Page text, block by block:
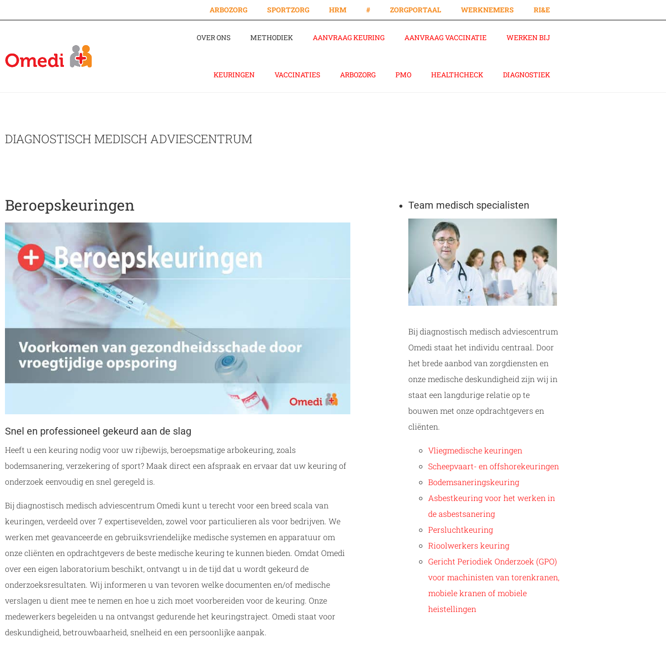
ARBOZORG SPORTZORG HRM # ZORGPORTAAL WERKNEMERS RI&E
OVER ONS METHODIEK AANVRAAG KEURING AANVRAAG VACCINATIE WERKEN BIJ
KEURINGEN VACCINATIES ARBOZORG PMO HEALTHCHECK DIAGNOSTIEK
DIAGNOSTISCH MEDISCH ADVIESCENTRUM
Beroepskeuringen
Snel en professioneel gekeurd aan de slag
Heeft u een keuring nodig voor uw rijbewijs, beroepsmatige arbokeuring, zoals
bodemsanering, verzekering of sport? Maak direct een afspraak en ervaar dat uw keuring of
onderzoek eenvoudig en snel geregeld is.
Bij diagnostisch medisch adviescentrum Omedi kunt u terecht voor een breed scala van
keuringen, verdeeld over 7 expertisevelden, zowel voor particulieren als voor bedrijven. We
werken met geavanceerde en gebruiksvriendelijke medische systemen en apparatuur om
onze cliënten en opdrachtgevers de beste medische keuring te kunnen bieden. Omdat Omedi
over een eigen laboratorium beschikt, ontvangt u in de tijd dat u wordt gekeurd de
onderzoeksresultaten. Wij informeren u van tevoren welke documenten en/of medische
verslagen u dient mee te nemen en hoe u zich moet voorbereiden voor de keuring. Onze
medewerkers begeleiden u na ontvangst gedurende het keuringstraject. Omedi staat voor
deskundigheid, betrouwbaarheid, snelheid en een persoonlijke aanpak.
Team medisch specialisten
Bij diagnostisch medisch adviescentrum
Omedi staat het individu centraal. Door
het brede aanbod van zorgdiensten en
onze medische deskundigheid zijn wij in
staat een langdurige relatie op te
bouwen met onze opdrachtgevers en
cliënten.
Vliegmedische keuringen
Scheepvaart- en offshorekeuringen
Bodemsaneringskeuring
Asbestkeuring voor het werken in
de asbestsanering
Persluchtkeuring
Rioolwerkers keuring
Gericht Periodiek Onderzoek (GPO)
voor machinisten van torenkranen,
mobiele kranen of mobiele
heistellingen